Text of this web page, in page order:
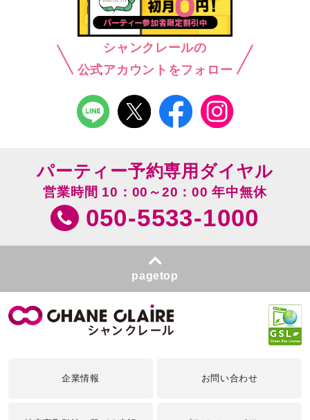
シャンクレールの
公式アカウントをフォロー
パーティー予約専用ダイヤル
営業時間 10：00～20：00 年中無休
050-5533-1000
pagetop
企業情報 お問い合わせ